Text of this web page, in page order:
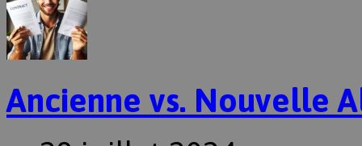
Ancienne vs. Nouvelle